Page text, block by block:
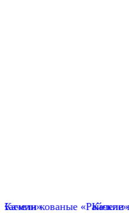
Качели кованые «Райские»
Качели